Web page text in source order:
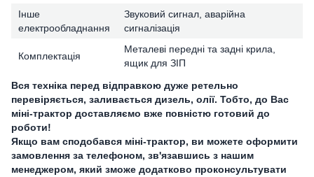
Інше
електрообладнання
Звуковий сигнал, аварійна
сигналізація
Комплектація
Металеві передні та задні крила,
ящик для ЗІП
Вся техніка перед відправкою дуже ретельно
перевіряється, заливається дизель, олії. Тобто, до Вас
міні-трактор доставляємо вже повністю готовий до
роботи!
Якщо вам сподобався міні-трактор, ви можете оформити
замовлення за телефоном, зв'язавшись з нашим
менеджером, який зможе додатково проконсультувати